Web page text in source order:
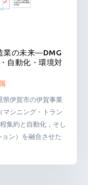
業の未来―DMG
自動化・環境対
県伊賀市の伊賀事業
マシニング・トラン
集約と自動化，そし
ン）を融合させた